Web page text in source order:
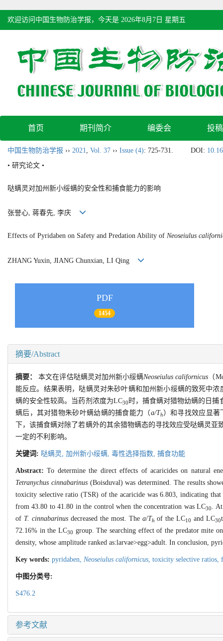
欢迎访问中国生物防治学报，今天是 2026年8月7日 星期五
首页 期刊简介 编委会 投
中国生物防治学报 ›› 2021, Vol. 37 ›› Issue (4): 725-731. DOI:
• 研究论文 •
哒螨灵对加州新小绥螨的安全性和捕食能力的影响
张誉心, 蒋春先, 李庆
Effects of Pyridaben on Safety and Predation Ability of Neoseiulus
ZHANG Yuxin, JIANG Chunxian, LI Qing
PDF
1454
摘要/Abstract
摘要：本文在评估哒螨灵对加州新小绥螨Neoseiulus californicus （
能反应。结果表明，哒螨灵对朱砂叶螨和加州新小绥螨的致死中浓
螨的安全性较高。当药剂浓度为LC30 时，捕食螨对猎物幼螨的日捕
螨后，其对猎物朱砂叶螨幼螨的捕食能力（a/Th）和寻找效应显著
下，该捕食螨对除了若螨外的其余猎物螨态的寻找效应受哒螨灵
一定的不利影响。
关键词: 哒螨灵, 加州新小绥螨, 毒性选择指数, 捕食功能
Abstract:To determine the direct effects of acaricides on natural
Tetranychus cinnabarinus(Boisduval) was determined. The results
toxicity selective ratio (TSR) of the acaricide was 6.803, indicating
from 43.80 to 41.80 in the control when the concentration was LC30.
of T. cinnabarinusdecreased the most. The a/Th of the LC10 and LC30
72.16% in the LC30 group. The searching effect of the predator mite
density, whose amplitude ranked as:larvae>egg>adult. In conclusion,
Key words: pyridaben, Neoseiulus californicus, toxicity selective ratios,
中图分类号:
S476.2
参考文献